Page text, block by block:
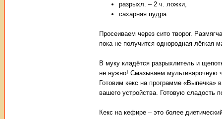
разрыхл. – 2 ч. ложки,
сахарная пудра.
Просеиваем через сито творог.
пока не получится однородная лёгкая
В муку кладётся разрыхлитель и
не нужно! Смазываем мультиварочную
Готовим кекс на программе «Выпечка»
вашего устройства. Готовую сладость
Кекс на кефире – это более